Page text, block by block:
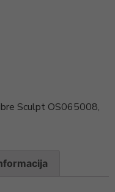
Sculpt OS065008,